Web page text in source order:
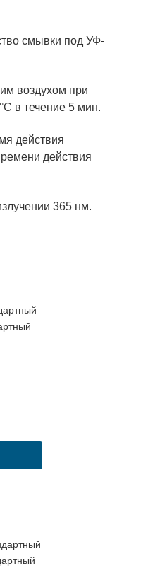
смывки под УФ-
воздухом при
в течение 5 мин.
действия
действия
365 нм.